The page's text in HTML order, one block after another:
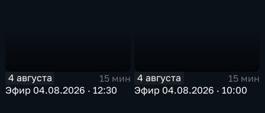
4 августа
15 мин
Эфир 04.08.2026 · 12:30
4 августа
15 мин
Эфир 04.08.2026 · 10:00